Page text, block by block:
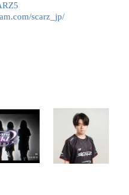
scarz_jp/